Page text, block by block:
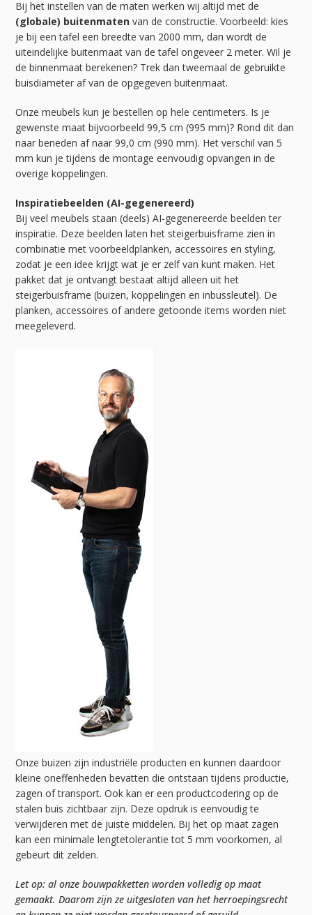
Bij het instellen van de maten werken wij altijd met de
(globale) buitenmaten van de constructie. Voorbeeld: kies
je bij een tafel een breedte van 2000 mm, dan wordt de
uiteindelijke buitenmaat van de tafel ongeveer 2 meter. Wil je
de binnenmaat berekenen? Trek dan tweemaal de gebruikte
buisdiameter af van de opgegeven buitenmaat.
Onze meubels kun je bestellen op hele centimeters. Is je
gewenste maat bijvoorbeeld 99,5 cm (995 mm)? Rond dit dan
naar beneden af naar 99,0 cm (990 mm). Het verschil van 5
mm kun je tijdens de montage eenvoudig opvangen in de
overige koppelingen.
Inspiratiebeelden (AI-gegenereerd)
Bij veel meubels staan (deels) AI-gegenereerde beelden ter
inspiratie. Deze beelden laten het steigerbuisframe zien in
combinatie met voorbeeldplanken, accessoires en styling,
zodat je een idee krijgt wat je er zelf van kunt maken. Het
pakket dat je ontvangt bestaat altijd alleen uit het
steigerbuisframe (buizen, koppelingen en inbussleutel). De
planken, accessoires of andere getoonde items worden niet
meegeleverd.
Onze buizen zijn industriële producten en kunnen daardoor
kleine oneffenheden bevatten die ontstaan tijdens productie,
zagen of transport. Ook kan er een productcodering op de
stalen buis zichtbaar zijn. Deze opdruk is eenvoudig te
verwijderen met de juiste middelen. Bij het op maat zagen
kan een minimale lengtetolerantie tot 5 mm voorkomen, al
gebeurt dit zelden.
Let op: al onze bouwpakketten worden volledig op maat
gemaakt. Daarom zijn ze uitgesloten van het herroepingsrecht